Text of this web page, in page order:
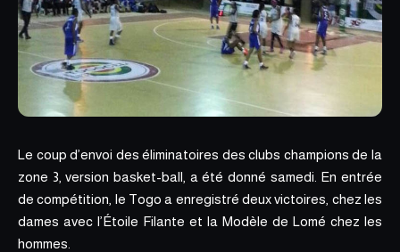
Le coup d’envoi des éliminatoires des clubs champions de la
zone 3, version basket-ball, a été donné samedi. En entrée
de compétition, le Togo a enregistré deux victoires, chez les
dames avec l’Étoile Filante et la Modèle de Lomé chez les
hommes.